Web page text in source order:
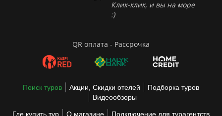
Клик-клик, и вы на море
:)
QR оплата - Рассрочка
Поиск туров Акции, Скидки отелей
Подборка туров
Видеообзоры
Где купить тур О магазине
Подключение для турагентств